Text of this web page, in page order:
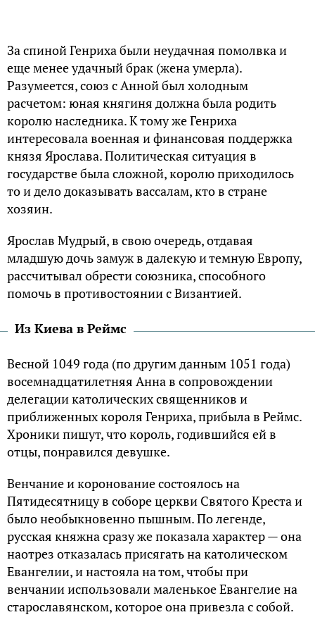
За спиной Генриха были неудачная помолвка и
еще менее удачный брак (жена умерла).
Разумеется, союз с Анной был холодным
расчетом: юная княгиня должна была родить
королю наследника. К тому же Генриха
интересовала военная и финансовая поддержка
князя Ярослава. Политическая ситуация в
государстве была сложной, королю приходилось
то и дело доказывать вассалам, кто в стране
хозяин.
Ярослав Мудрый, в свою очередь, отдавая
младшую дочь замуж в далекую и темную Европу,
рассчитывал обрести союзника, способного
помочь в противостоянии с Византией.
Из Киева в Реймс
Весной 1049 года (по другим данным 1051 года)
восемнадцатилетняя Анна в сопровождении
делегации католических священников и
приближенных короля Генриха, прибыла в Реймс.
Хроники пишут, что король, годившийся ей в
отцы, понравился девушке.
Венчание и коронование состоялось на
Пятидесятницу в соборе церкви Святого Креста и
было необыкновенно пышным. По легенде,
русская княжна сразу же показала характер — она
наотрез отказалась присягать на католическом
Евангелии, и настояла на том, чтобы при
венчании использовали маленькое Евангелие на
старославянском, которое она привезла с собой.